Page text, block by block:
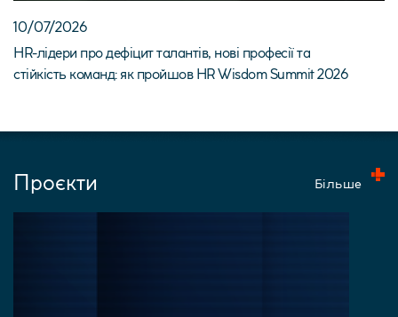
10/07/2026
HR-лідери про дефіцит талантів, нові професії та
стійкість команд: як пройшов HR Wisdom Summit 2026
Проєкти Більше